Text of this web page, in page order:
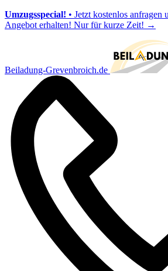
Umzugsspecial! • Jetzt kostenlos
Angebot erhalten! Nur für kurze Zeit! →
Beiladung-Grevenbroich.de